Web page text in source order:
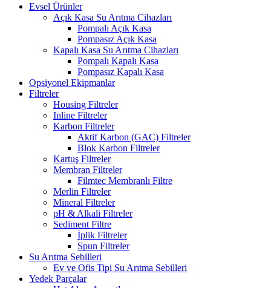
Evsel Ürünler
Açık Kasa Su Arıtma Cihazları
Pompalı Açık Kasa
Pompasız Açık Kasa
Kapalı Kasa Su Arıtma Cihazları
Pompalı Kapalı Kasa
Pompasız Kapalı Kasa
Opsiyonel Ekipmanlar
Filtreler
Housing Filtreler
Inline Filtreler
Karbon Filtreler
Aktif Karbon (GAC) Filtreler
Blok Karbon Filtreler
Kartuş Filtreler
Membran Filtreler
Filmtec Membranlı Filtre
Merlin Filtreler
Mineral Filtreler
pH & Alkali Filtreler
Sediment Filtre
İplik Filtreler
Spun Filtreler
Su Arıtma Sebilleri
Ev ve Ofis Tipi Su Arıtma Sebilleri
Yedek Parçalar